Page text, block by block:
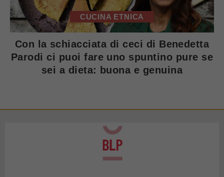
CUCINA ETNICA
Con la schiacciata di ceci di Benedetta
Parodi ci puoi fare uno spuntino pure se
sei a dieta: buona e genuina